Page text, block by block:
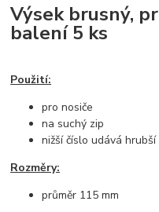
Výsek brusný,
balení 5 ks
Použití:
pro nosiče
na suchý zip
nižší číslo udává
Rozměry:
průměr 115 mm